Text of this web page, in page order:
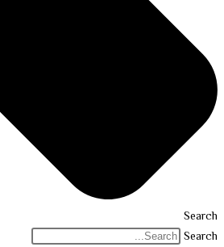
Search
Search